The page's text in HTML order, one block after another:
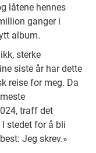
låtene hennes
ganger i
album.
sterke
siste år har dette
reise for meg. Da
traff det
stedet for å bli
Jeg skrev.»